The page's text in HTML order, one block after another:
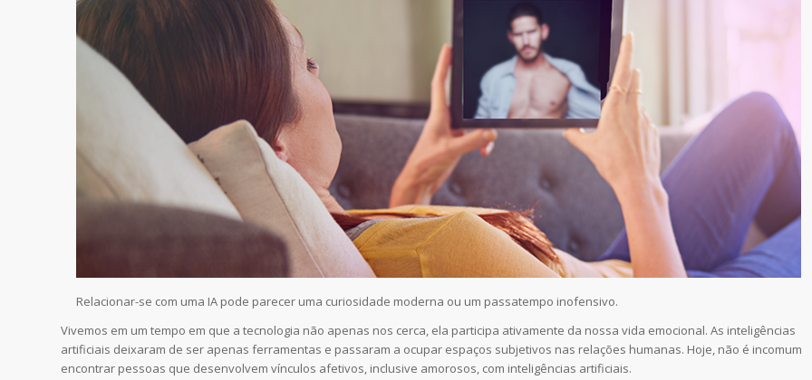
Relacionar-se com uma IA pode parecer uma curiosidade moderna ou um passatempo inofensivo.
Vivemos em um tempo em que a tecnologia não apenas nos cerca, ela participa ativamente da nossa vida emocional. As inteligências
artificiais deixaram de ser apenas ferramentas e passaram a ocupar espaços subjetivos nas relações humanas. Hoje, não é incomum
encontrar pessoas que desenvolvem vínculos afetivos, inclusive amorosos, com inteligências artificiais.